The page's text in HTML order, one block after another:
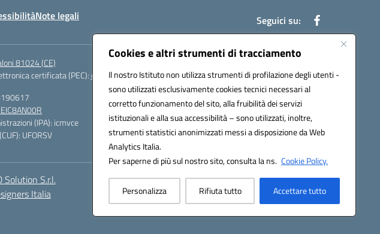
Cookies e altri strumenti di tracciamento
Il nostro Istituto non utilizza strumenti di profilazione degli utenti -
sono utilizzati esclusivamente cookies tecnici necessari al
corretto funzionamento del sito, alla fruibilità dei servizi
istituzionali e alla sua accessibilità – sono utilizzati, inoltre,
strumenti statistici anonimizzati messi a disposizione da Web
Analytics Italia.
Per saperne di più sul nostro sito, consulta la ns. Cookie Policy.
Personalizza Rifiuta tutto Accettare tutto
Note legali Seguici su:
81024 (CE)
certificata (PEC):ceic8an00r@pec.istruzione.it
(IPA): icmvce
UFORSV
S.r.l.
Italia